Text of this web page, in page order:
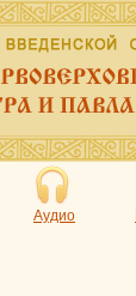
Аудио